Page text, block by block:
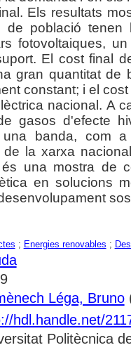
Els resultats
de població tenen
fotovoltaiques,
El cost final
gran quantitat de
constant; i el
nacional. A
gasos d'efecte
banda, com
de la xarxa
una mostra de
en solucions
; Energies renovables ;
Léga, Bruno
hdl.handle.net/
Politècnica